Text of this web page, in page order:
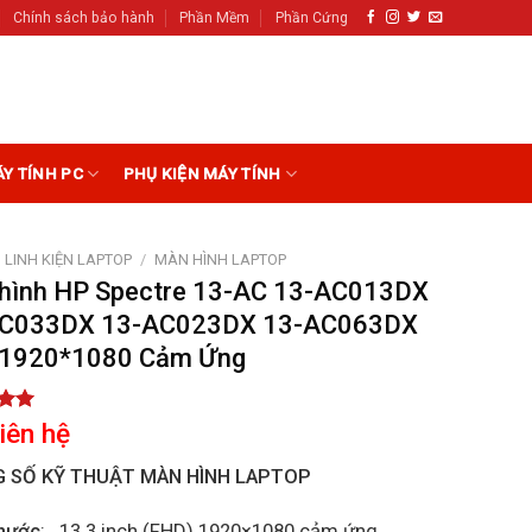
Chính sách bảo hành Phần Mềm Phần Cứng
TÍNH PC PHỤ KIỆN MÁY TÍNH
LINH KIỆN LAPTOP / MÀN HÌNH LAPTOP
HP Spectre 13-AC 13-AC013DX
13-AC023DX 13-AC063DX
Cảm Ứng
hệ
SỐ KỸ THUẬT MÀN HÌNH LAPTOP